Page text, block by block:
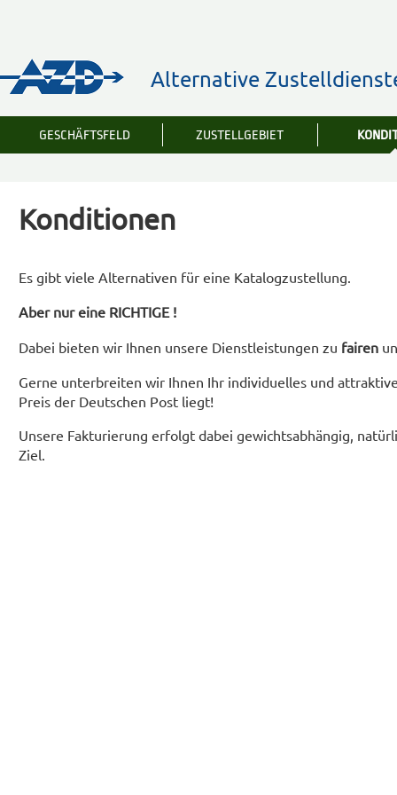
Alternative
GESCHÄFTSFELD ZUSTELLGEBIET
Konditionen
Es gibt viele Alternativen für eine Katalogzustellung.
Aber nur eine RICHTIGE !
Dabei bieten wir Ihnen unsere Dienstleistungen zu fairen
Gerne unterbreiten wir Ihnen Ihr individuelles und
Preis der Deutschen Post liegt!
Unsere Fakturierung erfolgt dabei gewichtsabhängig,
Ziel.